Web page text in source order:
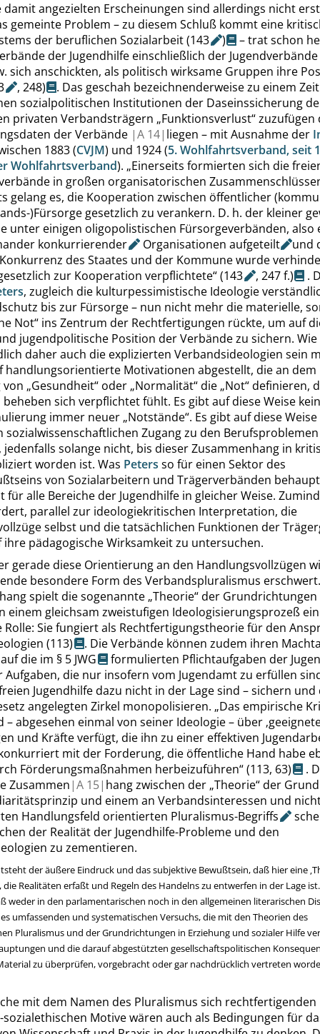
damit angezielten Erscheinungen sind allerdings nicht
gemeinte Problem – zu diesem Schluß kommt eine
der beruflichen Sozialarbeit(143 )
– trat schon
der Jugendhilfe einschließlich der
sich anschickten, als politisch wirksame Gruppen ihre
, 248)
. Das geschah bezeichnenderweise zu einem
sozialpolitischen Institutionen der Daseinssicherung
privaten Verbandsträgern „Funktionsverlust“zuzufügen
der Verbände |A 14| liegen – mit Ausnahme der
1883 (CVJM) und 1924 (5. Wohlfahrtsverband, seit
Wohlfahrtsverband). „Einerseits formierten sich die
in großen organisatorischen
gelang es, die Kooperation zwischen öffentlicher
)Fürsorge gesetzlich zu verankern. D. h. der kleiner
unter einigen oligopolistischen Fürsorgeverbänden, also
konkurrierender Organisationen aufgeteilt
und
des Staates und der Kommune wurde
zur Kooperation verpflichtete“(143 , 247 f.)
.
, zugleich die kulturpessimistische Ideologie
bis zur Fürsorge – nun nicht mehr die materielle,
Not“ ins Zentrum der Rechtfertigungen rückte, um auf
jugendpolitische Position der Verbände zu sichern. Wie
daher auch die explizierten Verbandsideologien sein
handlungsorientierte Motivationen abgestellt, die an dem
von „Gesundheit“ oder „Normalität“die „Not“definieren,
sich verpflichtet fühlt. Es gibt auf diese Weise
immer neuer „Notstände“. Es gibt auf diese
sozialwissenschaftlichen Zugang zu den
jedenfalls solange nicht, bis dieser Zusammenhang in
worden ist. Was Peters so für einen Sektor des
von Sozialarbeitern und Trägerverbänden
für alle Bereiche der Jugendhilfe in gleicher Weise.
parallel zur ideologiekritischen Interpretation, die
selbst und die tatsächlichen Funktionen der
ihre pädagogische Wirksamkeit zu untersuchen.
gerade diese Orientierung an den Handlungsvollzügen
besondere Form des Verbandspluralismus
spielt die sogenannte „Theorie“der Grundrichtungen
einem gleichsam zweistufigen Ideologisierungsprozeß
Rolle: Sie fungiert als Rechtfertigungstheorie für den
(113)
. Die Verbände können zudem ihren
die im § 5 JWG
formulierten Pflichtaufgaben der
Aufgaben, die nur insofern vom Jugendamt zu erfüllen
Jugendhilfe dazu nicht in der Lage sind – sichern
angelegten Zirkel monopolisieren. „Das empirische
– abgesehen einmal von seiner Ideologie – über ‚
und Kräfte verfügt, die ihn zu einer effektiven
mit der Forderung, die öffentliche Hand habe
Förderungsmaßnahmen herbeizuführen“(113, 63)
.
Zusammen |A 15| hang zwischen der „Theorie“der
und einem an Verbandsinteressen und
Handlungsfeld orientierten Pluralismus-Begriffs
der Realität der Jugendhilfe-Probleme und den
zu zementieren.
der äußere Eindruck und das subjektive Bewußtsein, daß hier eine ‚
Realitäten erfaßt und Regeln des Handelns zu entwerfen in der Lage
weder in den parlamentarischen noch in den allgemeinen literarischen
umfassenden und systematischen Versuchs, die mit den Theorien des
Pluralismus und der Grundrichtungen in Erziehung und sozialer Hilfe
und die darauf abgestützten gesellschaftspolitischen
zu überprüfen, vorgebracht oder gar nachdrücklich vertreten
mit dem Namen des Pluralismus sich rechtfertigenden
Motive wären auch als Bedingungen für